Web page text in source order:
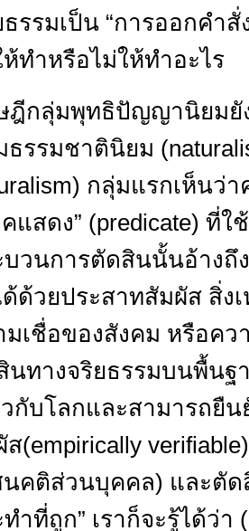
ธรรมเป็น “การออกคำสั่
ห้ทำหรือไม่ให้ทำอะไร
ฎีกลุ่มพุทธิปัญญานิยมยั
ธรรมชาตินิยม (
กลุ่มแรกเห็นว่
แสดง” (predicate) ที่ใ
บวนการตัดสินนั้นอ้างถึ
ด้ด้วยประสาทสัมผัส สิ่
มเชื่อของสังคม หรือค
นทางจริยธรรมบนพื้นฐ
วกับโลกและสามารถยื
ส(empirically
คติส่วนบุคคล) และตั
ทำที่ถูก” เราก็จะรู้ได้ว่